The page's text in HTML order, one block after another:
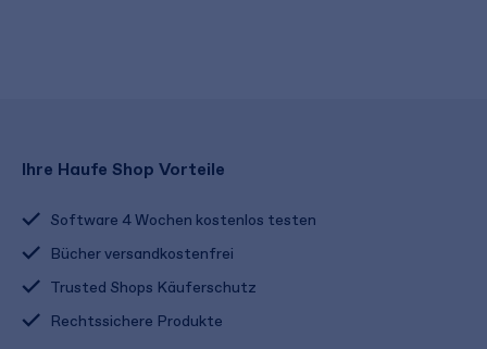
Ihre Haufe Shop Vorteile
Software 4 Wochen kostenlos testen
Bücher versandkostenfrei
Trusted Shops Käuferschutz
Rechtssichere Produkte